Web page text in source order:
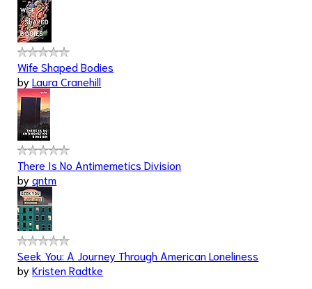
Wife Shaped Bodies
byLaura Cranehill
There Is No Antimemetics Division
byqntm
Seek You: A Journey Through American Loneliness
byKristen Radtke